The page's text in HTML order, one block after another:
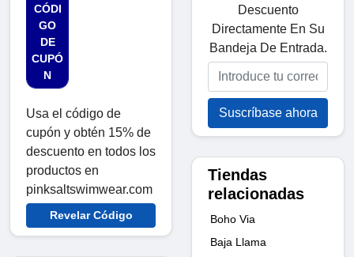
CÓDI
GO
DE
CUPÓ
N
Usa el código de
cupón y obtén 15% de
descuento en todos los
productos en
pinksaltswimwear.com
Revelar Código
Descuento
Directamente En Su
Bandeja De Entrada.
Suscríbase ahora
Tiendas
relacionadas
Boho Via
Baja Llama